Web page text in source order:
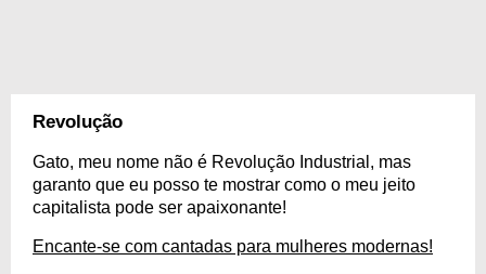
Revolução
Gato, meu nome não é Revolução Industrial, mas
garanto que eu posso te mostrar como o meu jeito
capitalista pode ser apaixonante!
Encante-se com cantadas para mulheres modernas!